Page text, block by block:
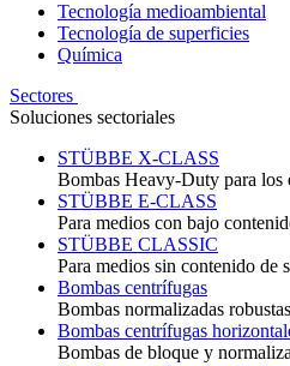
Tecnología medioambiental
Tecnología de superficies
Química
Sectores
Soluciones sectoriales
STÜBBE X-CLASS
Bombas Heavy-Duty para los
STÜBBE E-CLASS
Para medios con bajo
STÜBBE CLASSIC
Para medios sin contenido de
Bombas centrífugas
Bombas normalizadas
Bombas centrífugas
Bombas de bloque y